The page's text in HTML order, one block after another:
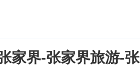
家界-张家界旅游-